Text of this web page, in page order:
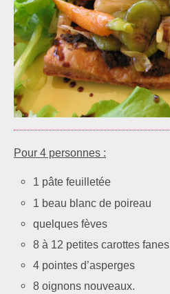
Pour 4 personnes :
1 pâte feuilletée
1 beau blanc de poireau
quelques fèves
8 à 12 petites carottes fanes
4 pointes d’asperges
8 oignons nouveaux.